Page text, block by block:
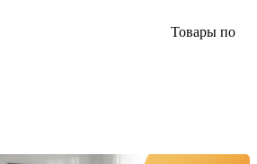
Товары по